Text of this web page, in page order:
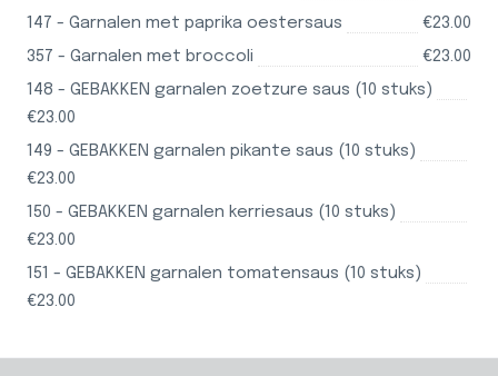
147 - Garnalen met paprika oestersaus
€23.00
357 - Garnalen met broccoli
€23.00
148 - GEBAKKEN garnalen zoetzure saus (10 stuks)
€23.00
149 - GEBAKKEN garnalen pikante saus (10 stuks)
€23.00
150 - GEBAKKEN garnalen kerriesaus (10 stuks)
€23.00
151 - GEBAKKEN garnalen tomatensaus (10 stuks)
€23.00